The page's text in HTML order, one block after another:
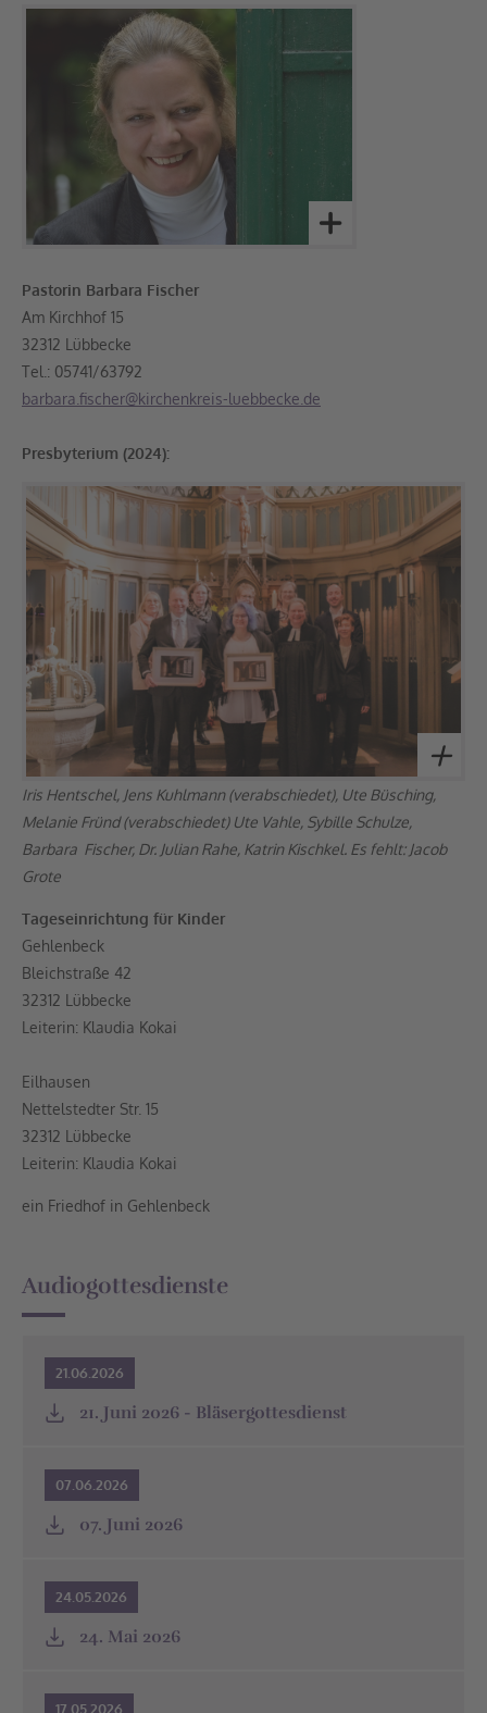
Pastorin Barbara Fischer
Am Kirchhof 15
32312 Lübbecke
Tel.: 05741/63792
barbara.fischer@kirchenkreis-luebbecke.de
Presbyterium (2024):
Iris Hentschel, Jens Kuhlmann (verabschiedet), Ute Büsching,
Melanie Fründ (verabschiedet) Ute Vahle, Sybille Schulze,
Barbara Fischer, Dr. Julian Rahe, Katrin Kischkel. Es fehlt: Jacob
Grote
Tageseinrichtung für Kinder
Gehlenbeck
Bleichstraße 42
32312 Lübbecke
Leiterin: Klaudia Kokai
Eilhausen
Nettelstedter Str. 15
32312 Lübbecke
Leiterin: Klaudia Kokai
ein Friedhof in Gehlenbeck
Audiogottesdienste
21.06.2026
21. Juni 2026 - Bläsergottesdienst
07.06.2026
07. Juni 2026
24.05.2026
24. Mai 2026
17.05.2026